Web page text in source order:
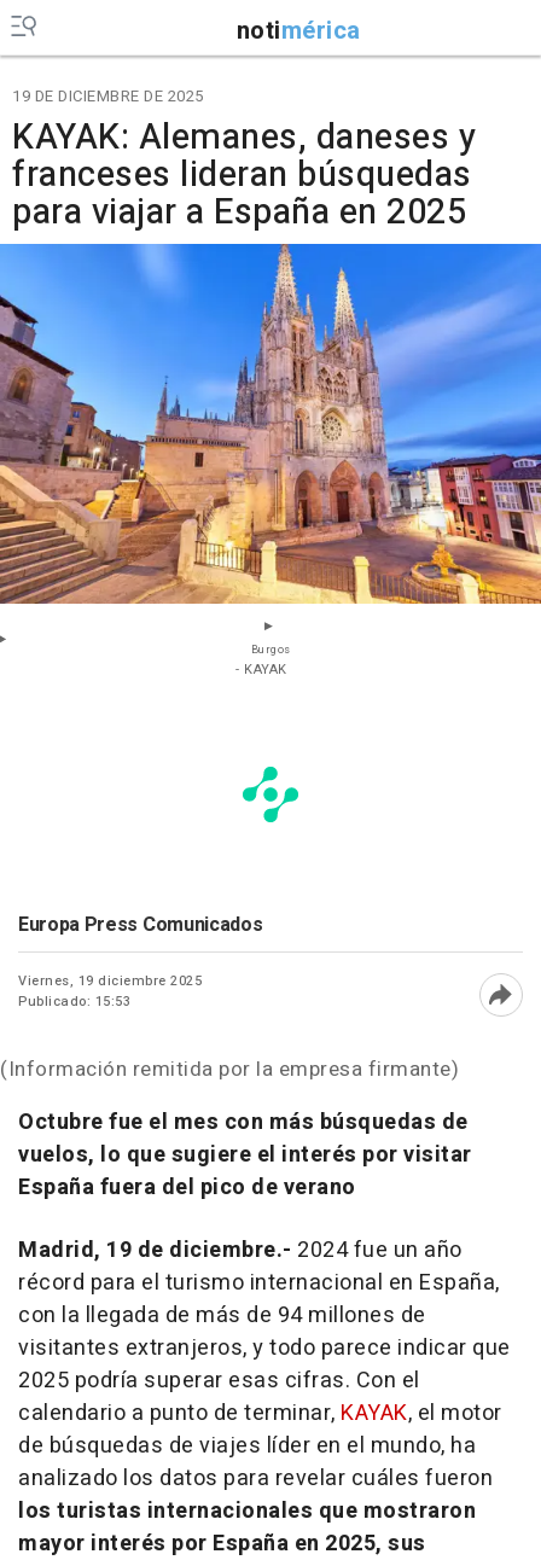
notimérica
19 DE DICIEMBRE DE 2025
KAYAK: Alemanes, daneses y
franceses lideran búsquedas
para viajar a España en 2025
Burgos
- KAYAK
Europa Press Comunicados
Viernes, 19 diciembre 2025
Publicado: 15:53
(Información remitida por la empresa firmante)
Octubre fue el mes con más búsquedas de
vuelos, lo que sugiere el interés por visitar
España fuera del pico de verano
Madrid, 19 de diciembre.- 2024 fue un año
récord para el turismo internacional en España,
con la llegada de más de 94 millones de
visitantes extranjeros, y todo parece indicar que
2025 podría superar esas cifras. Con el
calendario a punto de terminar, KAYAK, el motor
de búsquedas de viajes líder en el mundo, ha
analizado los datos para revelar cuáles fueron
los turistas internacionales que mostraron
mayor interés por España en 2025, sus